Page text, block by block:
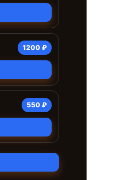
1200 ₽
550 ₽